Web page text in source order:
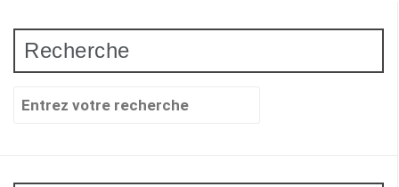
Recherche
Recherche